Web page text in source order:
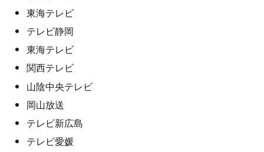
東海テレビ
テレビ静岡
東海テレビ
関西テレビ
山陰中央テレビ
岡山放送
テレビ新広島
テレビ愛媛